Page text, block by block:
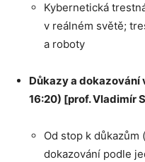
Kybernetická
v reálném světě;
a roboty
Důkazy a dokazování
16:20) [prof. Vladimír
Od stop k
dokazování podle